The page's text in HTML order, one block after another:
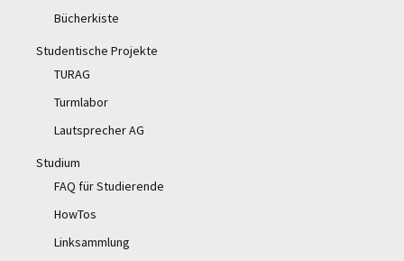
Bücherkiste
Studentische Projekte
TURAG
Turmlabor
Lautsprecher AG
Studium
FAQ für Studierende
HowTos
Linksammlung